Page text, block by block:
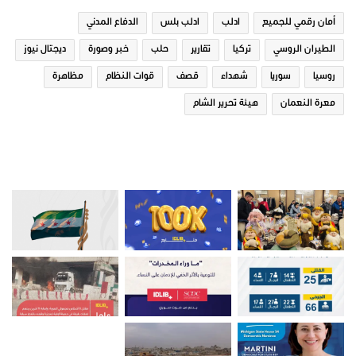
17 نوفمبر، 2019
في "صور"
11 يناير، 2020
في "صور عامة"
ادلب ادلب بلس بنش تقارير
سوريا مدينة ادلب مظاهرة
أمان رقمي للجميع ادلب ادلب بلس الدفاع المدني
الطيران الروسي تركيا تقارير حلب خبر وصورة ديجتال نيوز
روسيا سوريا شهداء قصف قوات النظام مظاهرة
معرة النعمان هيئة تحرير الشام